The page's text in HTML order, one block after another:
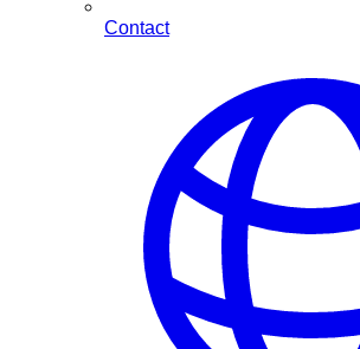
Contact